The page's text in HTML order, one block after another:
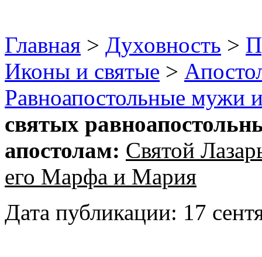
Главная > Духовность >
Иконы и святые >
Равноапостольные мужи
святых
апостолам: Святой
его Марфа и Мария
Дата публикации: 17